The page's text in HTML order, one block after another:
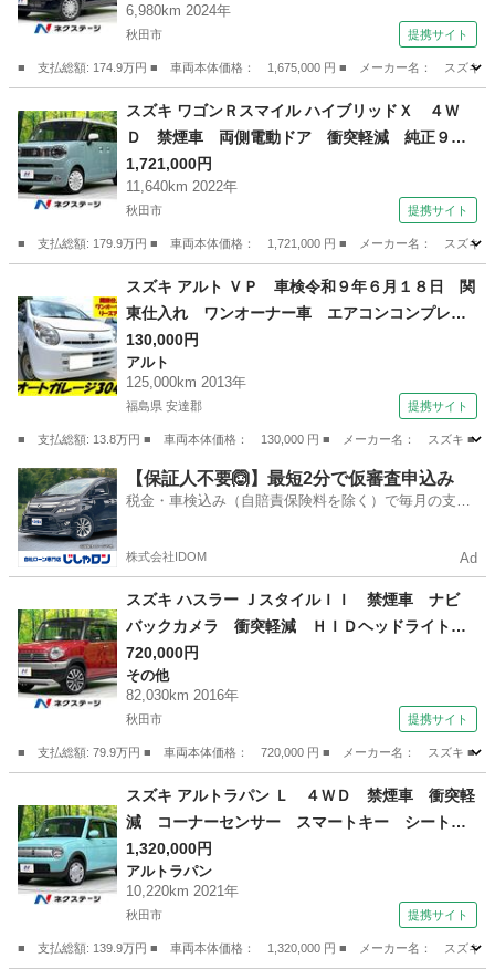
イト オートエアコン スマートキ― 車線逸脱
警報 アイドリングストップ ＵＳＢ入力端子
電動格納ミラー （検9.3）
6,980km 2024年
秋田市 提携サイト
■ 支払総額: 174.9万円 ■ 車両本体価格： 1,675,000 円 ■ メーカー名： スズ
スズキ
スズキ ワゴンＲスマイル ハイブリッドＸ ４Ｗ
Ｄ 禁煙車 両側電動ドア 衝突軽減 純正９型
ディスプレイオーデイオ 全周囲カメラ ＥＴ
Ｃ ドラレコ アダプティブクルーズ ２トーン
カラー ＬＥＤヘッドライト ＬＥＤフォグライ
ト 前席シートヒーター （検9.9）
1,721,000円
11,640km 2022年
秋田市 提携サイト
■ 支払総額: 179.9万円 ■ 車両本体価格： 1,721,000 円 ■ メーカー名： スズ
スズキ
スズキ アルト ＶＰ 車検令和９年６月１８日 関
東仕入れ ワンオーナー車 エアコンコンプレッ
サー新品交換済み 法人リースアップ車 点検整
備記録簿 禁煙車 純正ＡＭ／ＦＭラジオ ４ナ
ンバー パワステ レベライザー 貨物登録
130,000円
アルト
125,000km 2013年
福島県 安達郡 提携サイト
■ 支払総額: 13.8万円 ■ 車両本体価格： 130,000 円 ■ メーカー名： スズキ ■
福島 安達郡 アルト
【保証人不要🙆】最短2分で仮審査申込み
税金・車検込み（自賠責保険料を除く）で毎月の支払
株式会社IDOM Ad
スズキ ハスラー ＪスタイルＩＩ 禁煙車 ナビ
バックカメラ 衝突軽減 ＨＩＤヘッドライト
シートヒーター オートライト オートエアコ
ン スマートキー フロントフォグ 純正１５イ
ンチアルミ 電動格納ミラー ステアリングスイ
720,000円
その他
82,030km 2016年
秋田市 提携サイト
■ 支払総額: 79.9万円 ■ 車両本体価格： 720,000 円 ■ メーカー名： スズキ ■
その他
スズキ アルトラパン Ｌ ４ＷＤ 禁煙車 衝突軽
減 コーナーセンサー スマートキー シートヒ
ーター 横滑り防止装置 車線逸脱防止装置 オ
ートライト アイドリングストップ パワーステ
アリング パワーウィンドウ （検10.1）
1,320,000円
アルトラパン
10,220km 2021年
秋田市 提携サイト
■ 支払総額: 139.9万円 ■ 車両本体価格： 1,320,000 円 ■ メーカー名： スズ